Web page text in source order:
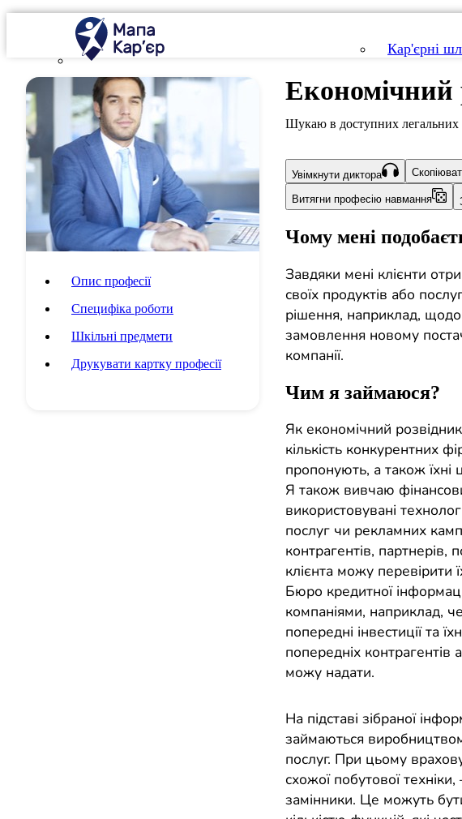
Кар'єрні
Опис професії
Специфіка роботи
Шкільні предмети
Друкувати картку професії
Економічний
Шукаю в доступних легальних
Увімкнути диктора
Витягни професію навмання
Чому мені
Завдяки мені клієнти
своїх продуктів або
рішення, наприклад,
замовлення новому
компанії.
Чим я займаюся?
Як економічний
кількість конкурентних
пропонують, а також їхні
Я також вивчаю
використовувані
послуг чи рекламних
контрагентів, партнерів,
клієнта можу перевірити
Бюро кредитної
компаніями, наприклад,
попередні інвестиції та
попередніх контрагентів
можу надати.
На підставі зібраної
займаються
послуг. При цьому
схожої побутової
замінники. Це можуть